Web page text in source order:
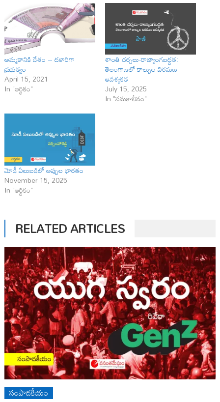
అమ్మకానికి దేశం – దళారిగా
ప్రభుత్వం
April 15, 2021
In "ఆర్ధికం"
శాంతి చర్చలు-రాజ్యాంగబద్ధత:
తెలంగాణలో కాల్పుల విరమణ
ఆవశ్యకత
July 15, 2025
In "సమకాలీనం"
మోడీ ఏలుబడిలో అప్పుల భారతం
November 15, 2025
In "ఆర్ధికం"
RELATED ARTICLES
సంపాదకీయం